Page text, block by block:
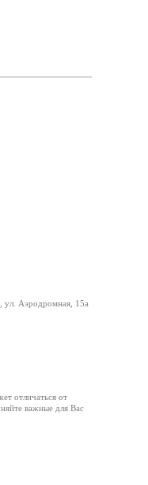
Аэродромная, 15а
отличаться от
важные для Вас